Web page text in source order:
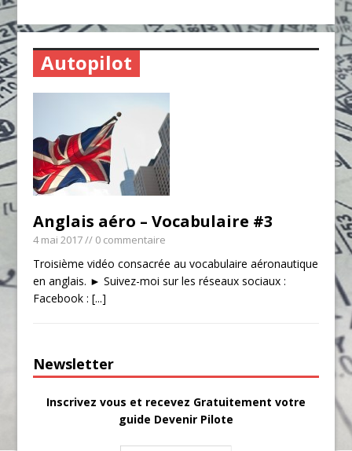
Autopilot
Anglais aéro – Vocabulaire #3
4 mai 2017// 0 commentaire
Troisième vidéo consacrée au vocabulaire aéronautique
en anglais. ► Suivez-moi sur les réseaux sociaux :
Facebook :[...]
Newsletter
Inscrivez vous et recevez Gratuitement votre
guide Devenir Pilote